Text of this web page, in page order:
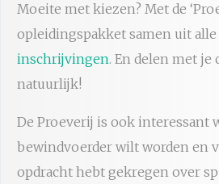
Moeite met kiezen? Met de
opleidingspakket samen uit alle
inschrijvingen. En delen met je
natuurlijk!
De Proeverij is ook interessant
bewindvoerder wilt worden en
opdracht hebt gekregen over